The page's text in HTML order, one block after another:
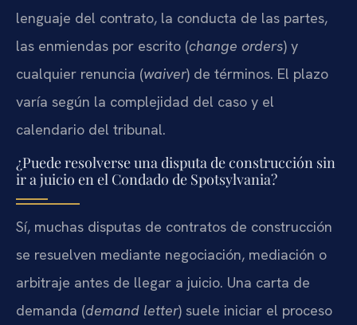
lenguaje del contrato, la conducta de las partes,
las enmiendas por escrito (change orders) y
cualquier renuncia (waiver) de términos. El plazo
varía según la complejidad del caso y el
calendario del tribunal.
¿Puede resolverse una disputa de construcción sin
ir a juicio en el Condado de Spotsylvania?
Sí, muchas disputas de contratos de construcción
se resuelven mediante negociación, mediación o
arbitraje antes de llegar a juicio. Una carta de
demanda (demand letter) suele iniciar el proceso